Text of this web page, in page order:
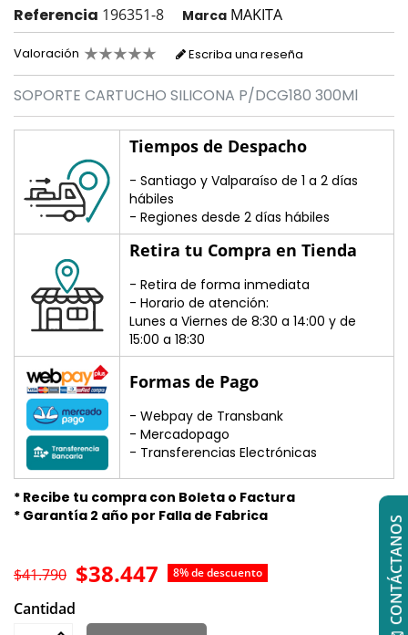
Referencia 196351-8 Marca MAKITA
Valoración Escriba una reseña
SOPORTE CARTUCHO SILICONA P/DCG180 300Ml
Tiempos de Despacho
- Santiago y Valparaíso de 1 a 2 días
hábiles
- Regiones desde 2 días hábiles
Retira tu Compra en Tienda
- Retira de forma inmediata
- Horario de atención:
Lunes a Viernes de 8:30 a 14:00 y de
15:00 a 18:30
Formas de Pago
- Webpay de Transbank
- Mercadopago
- Transferencias Electrónicas
* Recibe tu compra con Boleta o Factura
* Garantía 2 año por Falla de Fabrica
$38.447 8% de descuento
$41.790
Cantidad
CONTÁCTANOS